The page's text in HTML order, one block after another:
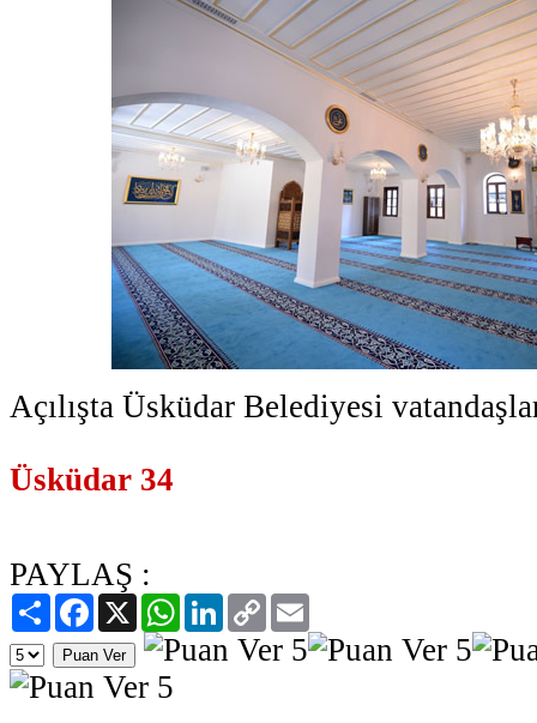
Açılışta Üsküdar Belediyesi
Üsküdar 34
PAYLAŞ :
PaylaşFacebook
X WhatsAppLinkedIn
Copy
Link